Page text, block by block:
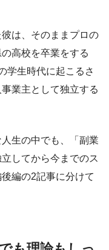
は、そのままプロの
高校を卒業をする
学生時代に起こるさ
業主として独立する
生の中でも、「副業
してから今までのス
編の2記事に分けて